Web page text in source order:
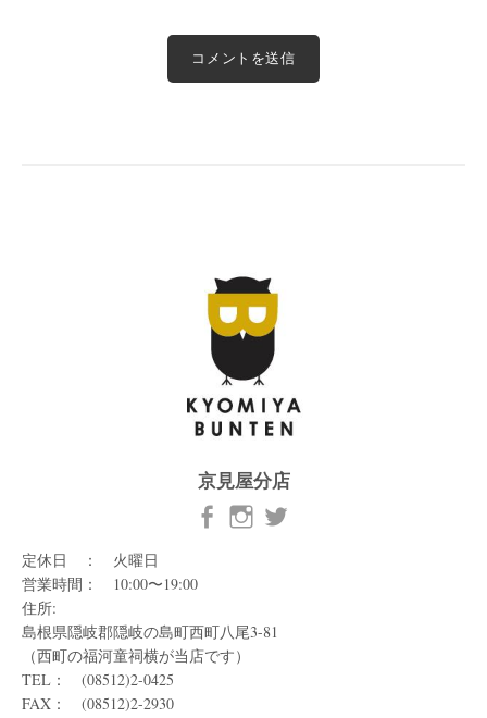
京見屋分店
定休日 ： 火曜日
営業時間： 10:00〜19:00
住所:
島根県隠岐郡隠岐の島町西町八尾3-81
（西町の福河童祠横が当店です）
TEL： (08512)2-0425
FAX： (08512)2-2930